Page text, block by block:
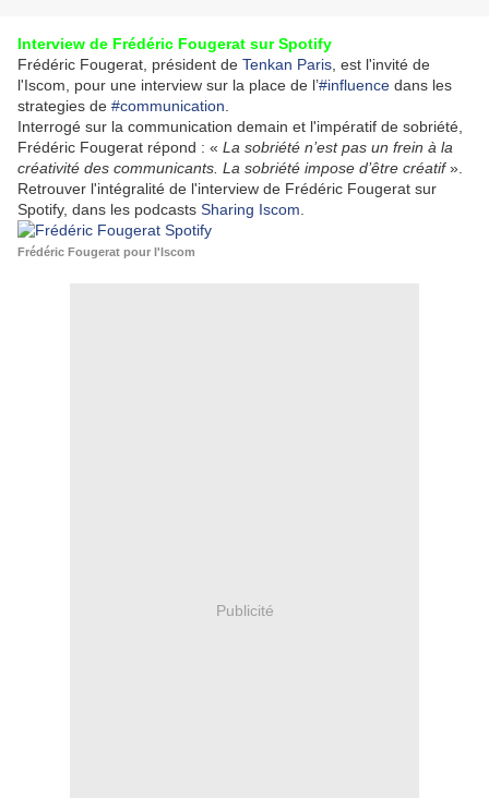
Interview de Frédéric Fougerat sur Spotify
Frédéric Fougerat, président de Tenkan Paris , est l'invité de
l'Iscom, pour une interview sur la place de l’#influence dans les
strategies de #communication
Interrogé sur la communication demain et l'impératif de sobriété,
Frédéric Fougerat répond : « La sobriété n’est pas un frein à la
créativité des communicants. La sobriété impose d’être créatif».
Retrouver l'intégralité de l'interview de Frédéric Fougerat sur
Spotify, dans les podcasts Sharing Iscom
Frédéric Fougerat pour l'Iscom
Publicité